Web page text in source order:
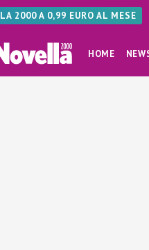
2000 A 0,99 EURO AL MESE
HOME